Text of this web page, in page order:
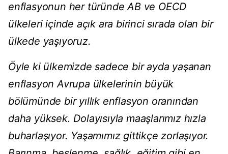
enflasyonun her türünde AB ve OECD
ülkeleri içinde açık ara birinci sırada olan bir
ülkede yaşıyoruz.
Öyle ki ülkemizde sadece bir ayda yaşanan
enflasyon Avrupa ülkelerinin büyük
bölümünde bir yıllık enflasyon oranından
daha yüksek. Dolayısıyla maaşlarımız hızla
buharlaşıyor. Yaşamımız gittikçe zorlaşıyor.